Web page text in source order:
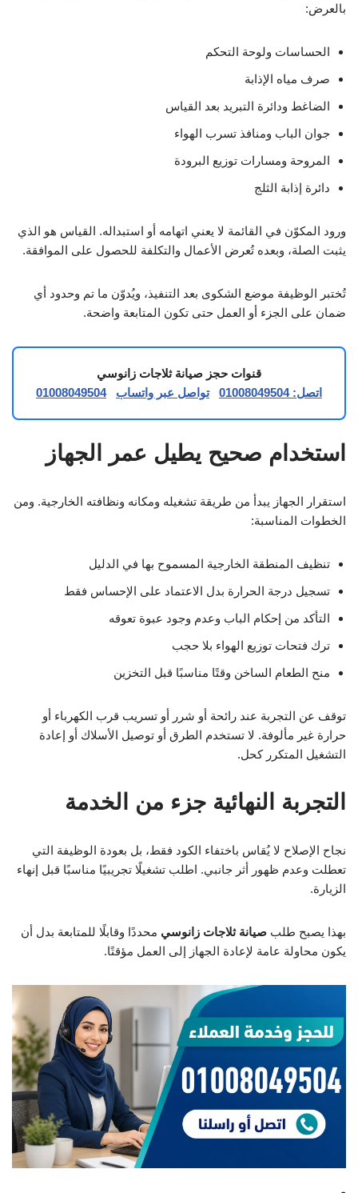
بالعرض:
الحساسات ولوحة التحكم
صرف مياه الإذابة
الضاغط ودائرة التبريد بعد القياس
جوان الباب ومنافذ تسرب الهواء
المروحة ومسارات توزيع البرودة
دائرة إذابة الثلج
ورود المكوّن في القائمة لا يعني اتهامه أو استبداله. القياس هو الذي
يثبت الصلة، وبعده تُعرض الأعمال والتكلفة للحصول على الموافقة.
تُختبر الوظيفة موضع الشكوى بعد التنفيذ، ويُدوّن ما تم وحدود أي
ضمان على الجزء أو العمل حتى تكون المتابعة واضحة.
قنوات حجز صيانة ثلاجات زانوسي
اتصل: 01008049504
تواصل عبر واتساب 01008049504
استخدام صحيح يطيل عمر الجهاز
استقرار الجهاز يبدأ من طريقة تشغيله ومكانه ونظافته الخارجية. ومن
الخطوات المناسبة:
تنظيف المنطقة الخارجية المسموح بها في الدليل
تسجيل درجة الحرارة بدل الاعتماد على الإحساس فقط
التأكد من إحكام الباب وعدم وجود عبوة تعوقه
ترك فتحات توزيع الهواء بلا حجب
منح الطعام الساخن وقتًا مناسبًا قبل التخزين
توقف عن التجربة عند رائحة أو شرر أو تسريب قرب الكهرباء أو
حرارة غير مألوفة. لا تستخدم الطرق أو توصيل الأسلاك أو إعادة
التشغيل المتكرر كحل.
التجربة النهائية جزء من الخدمة
نجاح الإصلاح لا يُقاس باختفاء الكود فقط، بل بعودة الوظيفة التي
تعطلت وعدم ظهور أثر جانبي. اطلب تشغيلًا تجريبيًا مناسبًا قبل إنهاء
الزيارة.
بهذا يصبح طلب صيانة ثلاجات زانوسي محددًا وقابلًا للمتابعة بدل أن
يكون محاولة عامة لإعادة الجهاز إلى العمل مؤقتًا.